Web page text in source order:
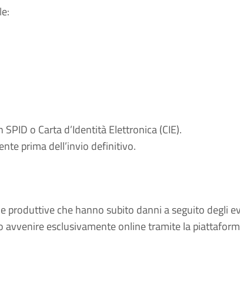
o Carta d’Identità Elettronica (CIE).
prima dell’invio definitivo.
che hanno subito danni a seguito degli
esclusivamente online tramite la
in una nuova finestra)